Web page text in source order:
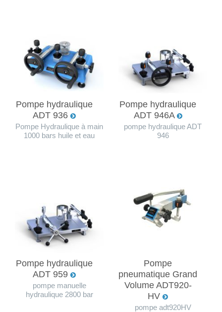
Pompe hydraulique
ADT 936
Pompe Hydraulique à main
1000 bars huile et eau
Pompe hydraulique
ADT 946A
pompe hydraulique ADT
946
Pompe hydraulique
ADT 959
pompe manuelle
hydraulique 2800 bar
Pompe
pneumatique Grand
Volume ADT920-
HV
pompe adt920HV